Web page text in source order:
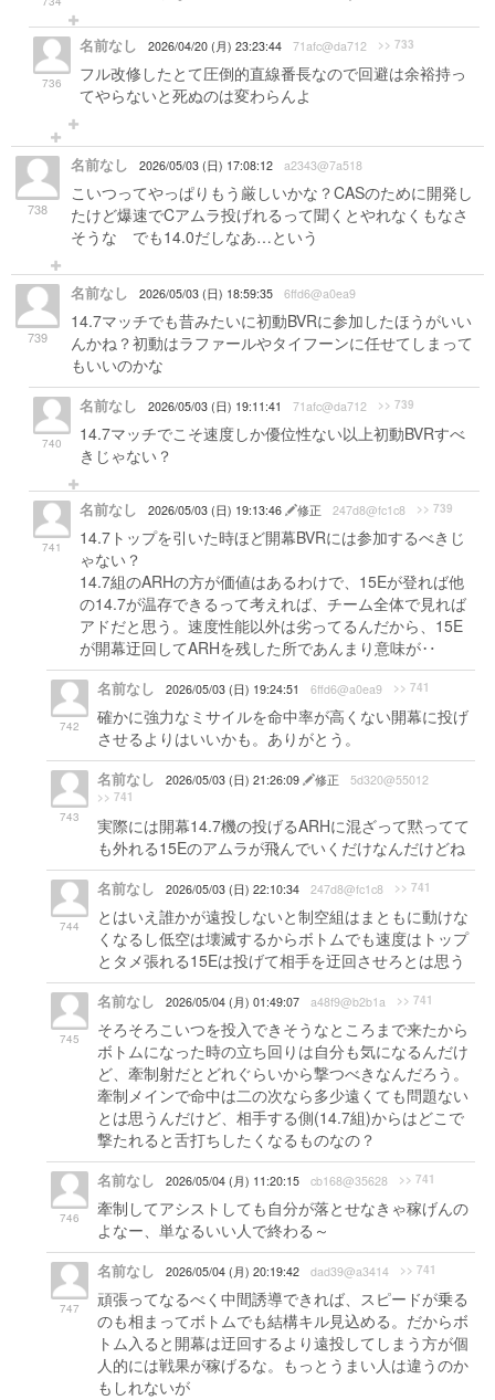
736
名前なし 2026/04/20 (月) 23:23:44 71afc@da712 >> 733
フル改修したとて圧倒的直線番長なので回避は余裕持っ
てやらないと死ぬのは変わらんよ
738
名前なし 2026/05/03 (日) 17:08:12 a2343@7a518
こいつってやっぱりもう厳しいかな？CASのために開発し
たけど爆速でCアムラ投げれるって聞くとやれなくもなさ
そうな でも14.0だしなあ…という
739
名前なし 2026/05/03 (日) 18:59:35 6ffd6@a0ea9
14.7マッチでも昔みたいに初動BVRに参加したほうがいい
んかね？初動はラファールやタイフーンに任せてしまって
もいいのかな
740
名前なし 2026/05/03 (日) 19:11:41 71afc@da712 >> 739
14.7マッチでこそ速度しか優位性ない以上初動BVRすべ
きじゃない？
741
名前なし 2026/05/03 (日) 19:13:46 修正 247d8@fc1c8 >> 739
14.7トップを引いた時ほど開幕BVRには参加するべきじ
ゃない？
14.7組のARHの方が価値はあるわけで、15Eが登れば他
の14.7が温存できるって考えれば、チーム全体で見れば
アドだと思う。速度性能以外は劣ってるんだから、15E
が開幕迂回してARHを残した所であんまり意味が‥
742
名前なし 2026/05/03 (日) 19:24:51 6ffd6@a0ea9 >> 741
確かに強力なミサイルを命中率が高くない開幕に投げ
させるよりはいいかも。ありがとう。
743
名前なし 2026/05/03 (日) 21:26:09 修正 5d320@55012
>> 741
実際には開幕14.7機の投げるARHに混ざって黙ってて
も外れる15Eのアムラが飛んでいくだけなんだけどね
744
名前なし 2026/05/03 (日) 22:10:34 247d8@fc1c8 >> 741
とはいえ誰かが遠投しないと制空組はまともに動けな
くなるし低空は壊滅するからボトムでも速度はトップ
とタメ張れる15Eは投げて相手を迂回させろとは思う
745
名前なし 2026/05/04 (月) 01:49:07 a48f9@b2b1a >> 741
そろそろこいつを投入できそうなところまで来たから
ボトムになった時の立ち回りは自分も気になるんだけ
ど、牽制射だとどれぐらいから撃つべきなんだろう。
牽制メインで命中は二の次なら多少遠くても問題ない
とは思うんだけど、相手する側(14.7組)からはどこで
撃たれると舌打ちしたくなるものなの？
746
名前なし 2026/05/04 (月) 11:20:15 cb168@35628 >> 741
牽制してアシストしても自分が落とせなきゃ稼げんの
よなー、単なるいい人で終わる～
747
名前なし 2026/05/04 (月) 20:19:42 dad39@a3414 >> 741
頑張ってなるべく中間誘導できれば、スピードが乗る
のも相まってボトムでも結構キル見込める。だからボ
トム入ると開幕は迂回するより遠投してしまう方が個
人的には戦果が稼げるな。もっとうまい人は違うのか
もしれないが